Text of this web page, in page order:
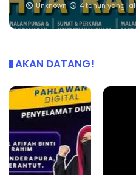
Unknown 4 tahun yang
AKAN DATANG!